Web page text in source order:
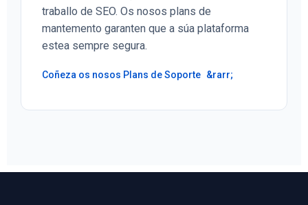
traballo de SEO. Os nosos plans de
mantemento garanten que a súa plataforma
estea sempre segura.
Coñeza os nosos Plans de Soporte